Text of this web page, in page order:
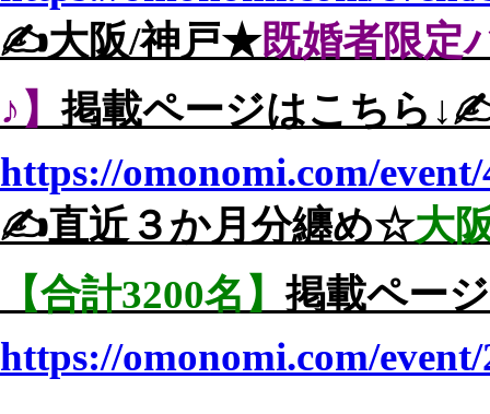
✍️大阪/神戸★既婚者限定
♪】掲載ページはこちら
https://omonomi.com/
✍️直近３か月分纏め☆大
【合計3200名】掲載ペー
https://omonomi.com/